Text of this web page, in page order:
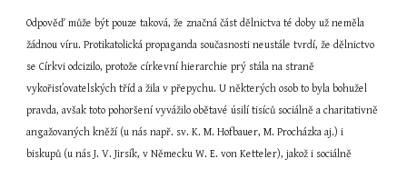
Odpověď může být pouze taková, že značná část dělnictva té doby už neměla
žádnou víru. Protikatolická propaganda současnosti neustále tvrdí, že dělnictvo
se Církvi odcizilo, protože církevní hierarchie prý stála na straně
vykořisťovatelských tříd a žila v přepychu. U některých osob to byla bohužel
pravda, avšak toto pohoršení vyvážilo obětavé úsilí tisíců sociálně a charitativně
angažovaných kněží (u nás např. sv. K. M. Hofbauer, M. Procházka aj.) i
biskupů (u nás J. V. Jirsík, v Německu W. E. von Ketteler), jakož i sociálně